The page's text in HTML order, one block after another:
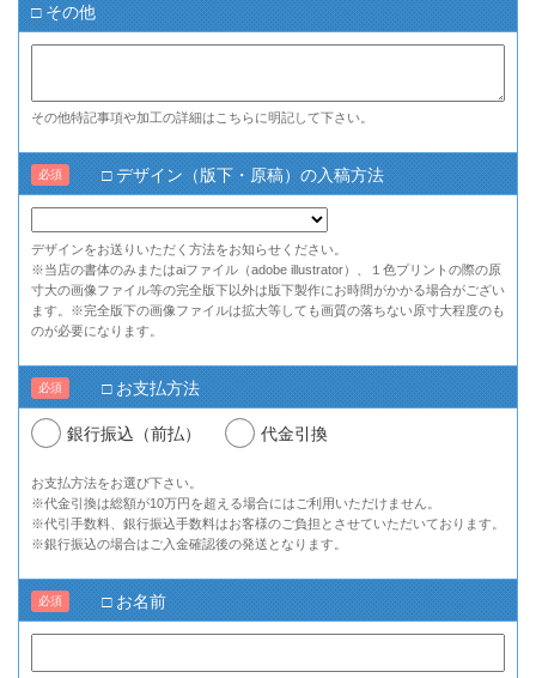
□ その他
その他特記事項や加工の詳細はこちらに明記して下さい。
□ デザイン（版下・原稿）の入稿方法
必須
デザインをお送りいただく方法をお知らせください。
※当店の書体のみまたはaiファイル（adobe illustrator）、１色プリントの際の原
寸大の画像ファイル等の完全版下以外は版下製作にお時間がかかる場合がござい
ます。※完全版下の画像ファイルは拡大等しても画質の落ちない原寸大程度のも
のが必要になります。
□ お支払方法
必須
銀行振込（前払） 代金引換
お支払方法をお選び下さい。
※代金引換は総額が10万円を超える場合にはご利用いただけません。
※代引手数料、銀行振込手数料はお客様のご負担とさせていただいております。
※銀行振込の場合はご入金確認後の発送となります。
□ お名前
必須